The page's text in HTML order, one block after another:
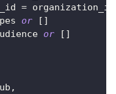
= organization_id
or [ ]
or [ ]
,